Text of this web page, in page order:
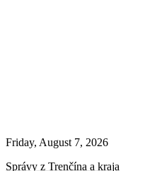
Friday, August 7, 2026
Správy z Trenčína a kraja